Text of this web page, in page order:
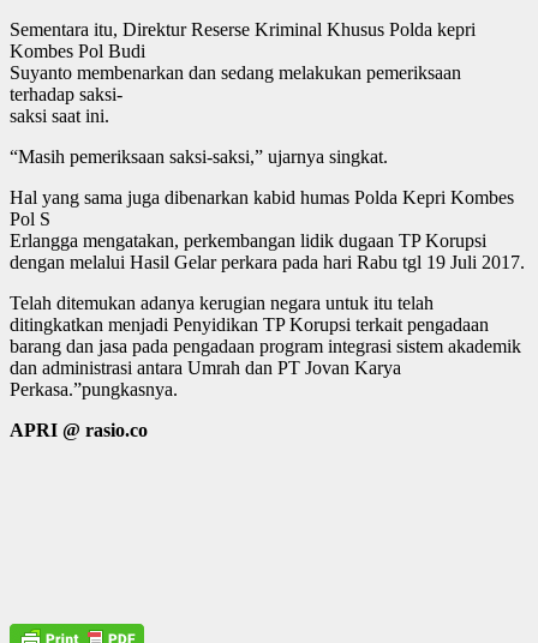
Sementara itu, Direktur Reserse Kriminal Khusus Polda kepri
Kombes Pol Budi
Suyanto membenarkan dan sedang melakukan pemeriksaan
terhadap saksi-
saksi saat ini.
“Masih pemeriksaan saksi-saksi,” ujarnya singkat.
Hal yang sama juga dibenarkan kabid humas Polda Kepri Kombes
Pol S
Erlangga mengatakan, perkembangan lidik dugaan TP Korupsi
dengan melalui Hasil Gelar perkara pada hari Rabu tgl 19 Juli 2017.
Telah ditemukan adanya kerugian negara untuk itu telah
ditingkatkan menjadi Penyidikan TP Korupsi terkait pengadaan
barang dan jasa pada pengadaan program integrasi sistem akademik
dan administrasi antara Umrah dan PT Jovan Karya
Perkasa.”pungkasnya.
APRI @ rasio.co